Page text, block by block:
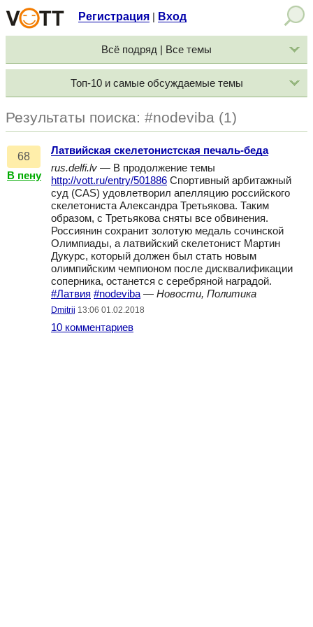
Регистрация Вход
Всё подряд | Все темы
Топ-10 и самые обсуждаемые темы
Результаты поиска: #nodeviba (1)
68
В пену
Латвийская скелетонистская печаль-беда
rus.delfi.lv — В продолжение темы
http://vott.ru/entry/501886 Спортивный арбитажный
суд (CAS) удовлетворил апелляцию российского
скелетониста Александра Третьякова. Таким
образом, с Третьякова сняты все обвинения.
Россиянин сохранит золотую медаль сочинской
Олимпиады, а латвийский скелетонист Мартин
Дукурс, который должен был стать новым
олимпийским чемпионом после дисквалификации
соперника, останется с серебряной наградой.
#Латвия #nodeviba — Новости, Политика
Dmitrij 13:06 01.02.2018
10 комментариев